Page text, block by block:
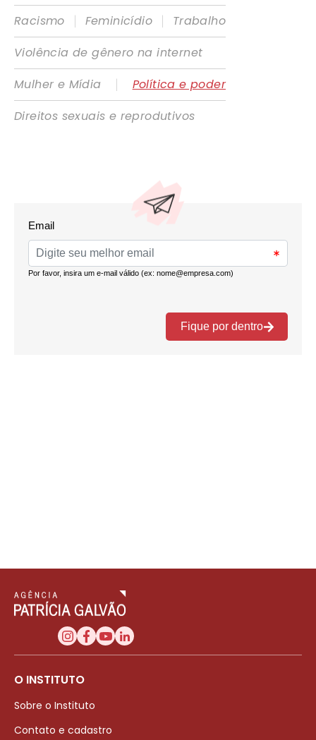
Racismo
| Feminicídio |
Trabalho
Violência de gênero na internet
Mulher e Mídia
|
Política e poder
Direitos sexuais e reprodutivos
O INSTITUTO
Sobre o Instituto
Contato e cadastro